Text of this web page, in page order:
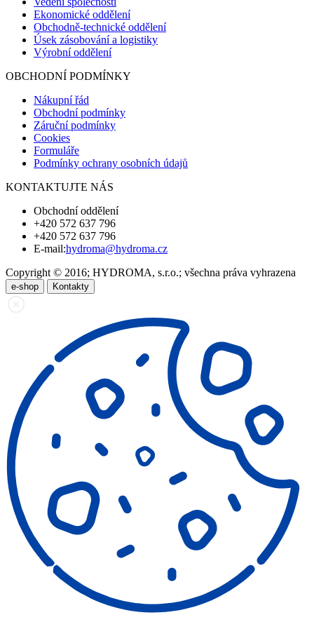
Ekonomické oddělení
Obchodně-technické oddělení
Úsek zásobování a logistiky
Výrobní oddělení
OBCHODNÍ PODMÍNKY
Nákupní řád
Obchodní podmínky
Záruční podmínky
Cookies
Formuláře
Podmínky ochrany osobních údajů
KONTAKTUJTE NÁS
Obchodní oddělení
+420 572 637 796
+420 572 637 796
E-mail:hydroma@hydroma.cz
Copyright © 2016; HYDROMA, s.r.o.; všechna práva vyhrazena
e-shop Kontakty